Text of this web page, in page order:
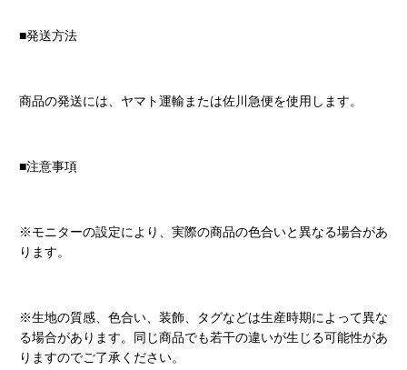
■発送方法
商品の発送には、ヤマト運輸または佐川急便を使用します。
■注意事項
※モニターの設定により、実際の商品の色合いと異なる場合があ
ります。
※生地の質感、色合い、装飾、タグなどは生産時期によって異な
る場合があります。同じ商品でも若干の違いが生じる可能性があ
りますのでご了承ください。